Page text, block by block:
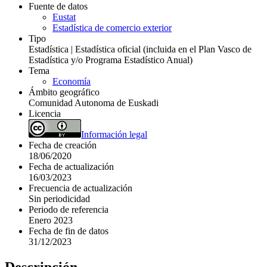
Fuente de datos
Eustat
Estadística de comercio exterior
Tipo
Estadística | Estadística oficial (incluida en el Plan Vasco de
Estadística y/o Programa Estadístico Anual)
Tema
Economía
Ámbito geográfico
Comunidad Autonoma de Euskadi
Licencia
Información legal
Fecha de creación
18/06/2020
Fecha de actualización
16/03/2023
Frecuencia de actualización
Sin periodicidad
Periodo de referencia
Enero 2023
Fecha de fin de datos
31/12/2023